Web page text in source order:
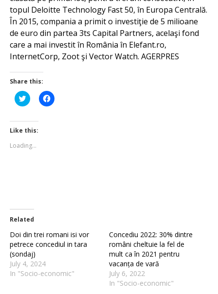
topul Deloitte Technology Fast 50, în Europa Centrală.
În 2015, compania a primit o investiţie de 5 milioane
de euro din partea 3ts Capital Partners, acelaşi fond
care a mai investit în România în Elefant.ro,
InternetCorp, Zoot şi Vector Watch. AGERPRES
Share this:
Click
to
Twitter
(Opens
in
window)
Click
to
Like this:
Loading...
Related
Doi din trei romani isi vor
petrece concediul in tara
(sondaj)
July 4, 2024
In "Socio-economic"
Concediu 2022: 30% dintre
români cheltuie la fel de
mult ca în 2021 pentru
vacanța de vară
July 6, 2022
In "Socio-economic"